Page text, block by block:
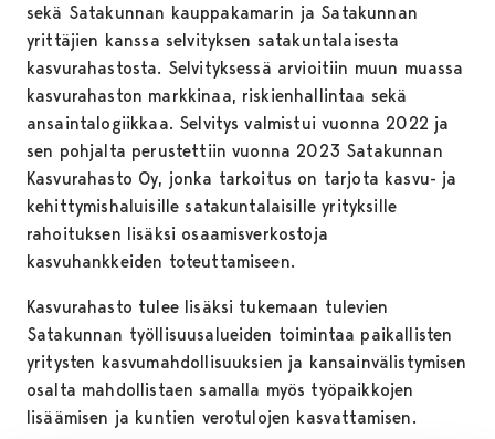
sekä Satakunnan kauppakamarin ja Satakunnan
yrittäjien kanssa selvityksen satakuntalaisesta
kasvurahastosta. Selvityksessä arvioitiin muun muassa
kasvurahaston markkinaa, riskienhallintaa sekä
ansaintalogiikkaa. Selvitys valmistui vuonna 2022 ja
sen pohjalta perustettiin vuonna 2023 Satakunnan
Kasvurahasto Oy, jonka tarkoitus on tarjota kasvu- ja
kehittymishaluisille satakuntalaisille yrityksille
rahoituksen lisäksi osaamisverkostoja
kasvuhankkeiden toteuttamiseen.
Kasvurahasto tulee lisäksi tukemaan tulevien
Satakunnan työllisuusalueiden toimintaa paikallisten
yritysten kasvumahdollisuuksien ja kansainvälistymisen
osalta mahdollistaen samalla myös työpaikkojen
lisäämisen ja kuntien verotulojen kasvattamisen.